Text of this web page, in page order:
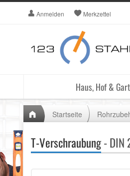
Anmelden Merkzettel
Haus, Hof &
Startseite
T-Verschraubung- DIN